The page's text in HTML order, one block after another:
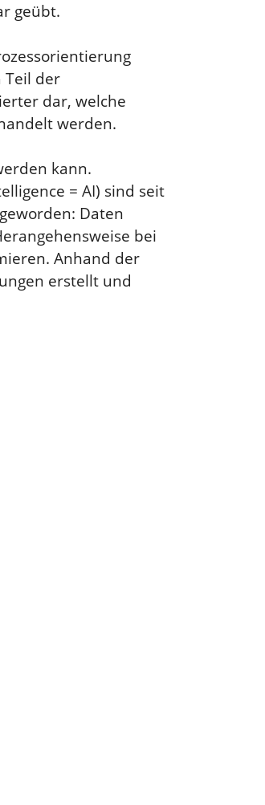
geübt.
Teil der
dar, welche
werden.
kann.
= AI) sind seit
Daten
bei
Anhand der
erstellt und